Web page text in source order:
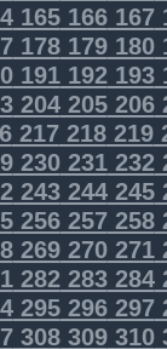
165166167
178179180
191192193
204205206
217218219
230231232
243244245
256257258
269270271
282283284
295296297
308309310